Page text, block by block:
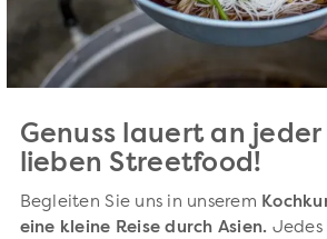
Genuss lauert an jeder
lieben Streetfood!
Begleiten Sie uns in unserem
eine kleine Reise durch Asien. Jedes